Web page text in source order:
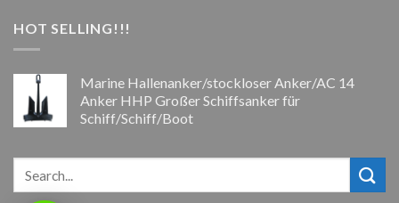
HOT SELLING!!!
Marine Hallenanker/stockloser Anker/AC 14
Anker HHP Großer Schiffsanker für
Schiff/Schiff/Boot